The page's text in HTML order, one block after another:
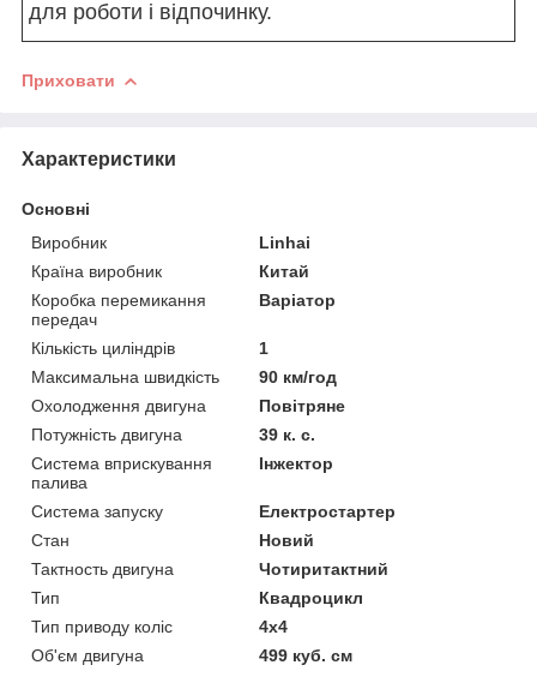
для роботи і відпочинку.
Приховати
Характеристики
Основні
Виробник
Linhai
Країна виробник
Китай
Коробка перемикання
передач
Варіатор
Кількість циліндрів
1
Максимальна швидкість
90 км/год
Охолодження двигуна
Повітряне
Потужність двигуна
39 к. с.
Система вприскування
палива
Інжектор
Система запуску
Електростартер
Стан
Новий
Тактность двигуна
Чотиритактний
Тип
Квадроцикл
Тип приводу коліс
4х4
Об'єм двигуна
499 куб. см